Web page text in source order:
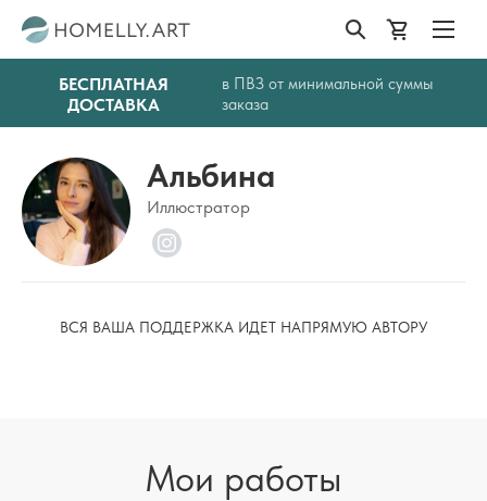
БЕСПЛАТНАЯ
ДОСТАВКА
в ПВЗ от минимальной суммы
заказа
Альбина
Иллюстратор
ВСЯ ВАША ПОДДЕРЖКА ИДЕТ НАПРЯМУЮ АВТОРУ
Мои работы